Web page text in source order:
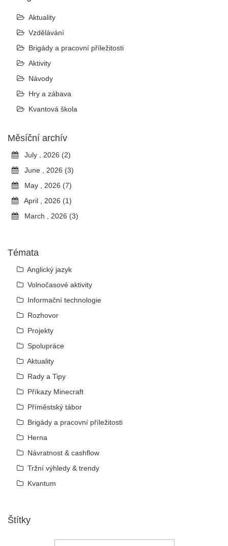
Aktuality
Vzdělávání
Brigády a pracovní příležitosti
Aktivity
Návody
Hry a zábava
Kvantová škola
Měsíční archív
July , 2026 (2)
June , 2026 (3)
May , 2026 (7)
April , 2026 (1)
March , 2026 (3)
Témata
Anglický jazyk
Volnočasové aktivity
Informační technologie
Rozhovor
Projekty
Spolupráce
Aktuality
Rady a Tipy
Příkazy Minecraft
Příměstský tábor
Brigády a pracovní příležitosti
Herna
Návratnost & cashflow
Tržní výhledy & trendy
Kvantum
Štítky